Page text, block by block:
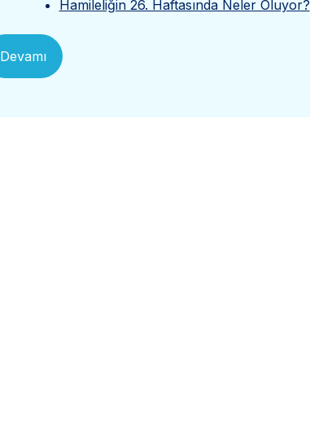
Hamileliğin 26. Haftasında Neler Oluyor?
Devamı